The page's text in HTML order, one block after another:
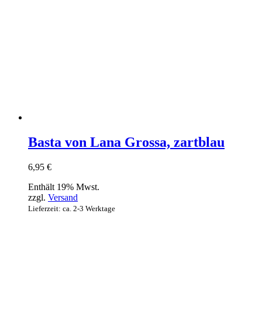
Basta von Lana Grossa, zartblau
6,95 €
Enthält 19% Mwst.
zzgl. Versand
Lieferzeit: ca. 2-3 Werktage